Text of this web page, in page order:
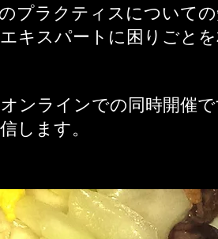
プラクティスについて
キスパートに困りごと
ンラインでの同時開催で
します。